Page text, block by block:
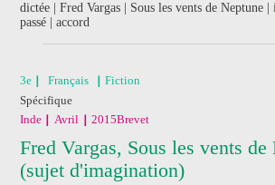
dictée | Fred Vargas | Sous les vents de
passé | accord
3e Français
Fiction
Spécifique
Inde
Avril 2015Brevet
Fred Vargas, Sous les vents de
(sujet d'imagination)